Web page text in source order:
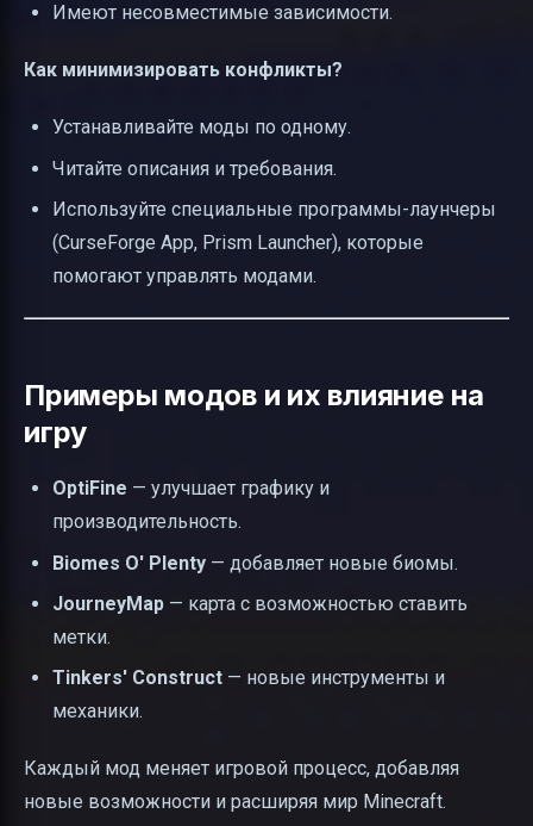
Имеют несовместимые зависимости.
Как минимизировать конфликты?
Устанавливайте моды по одному.
Читайте описания и требования.
Используйте специальные программы-лаунчеры
(CurseForge App, Prism Launcher), которые
помогают управлять модами.
Примеры модов и их влияние на
игру
OptiFine — улучшает графику и
производительность.
Biomes O' Plenty — добавляет новые биомы.
JourneyMap — карта с возможностью ставить
метки.
Tinkers' Construct — новые инструменты и
механики.
Каждый мод меняет игровой процесс, добавляя
новые возможности и расширяя мир Minecraft.